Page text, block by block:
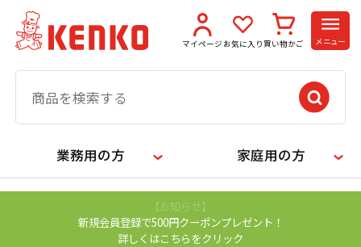
マイページ お気に入り 買い物かご メニュー
業務用の方 家庭用の方
【お知らせ】
新規会員登録で500円クーポンプレゼント！
詳しくはこちらをクリック